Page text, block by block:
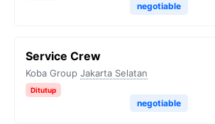
negotiable
Service Crew
Koba Group Jakarta Selatan
Ditutup
negotiable